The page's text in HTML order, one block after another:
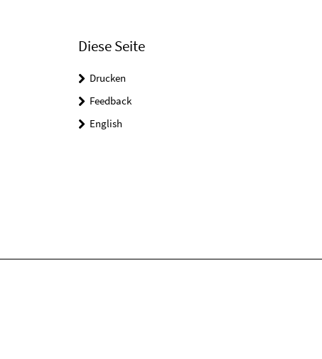
Diese Seite
Drucken
Feedback
English